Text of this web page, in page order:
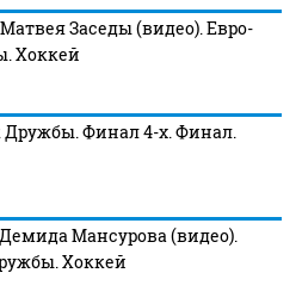
Заседы (видео). Евро-
Хоккей
Дружбы. Финал 4-х. Финал.
Мансурова (видео).
Хоккей